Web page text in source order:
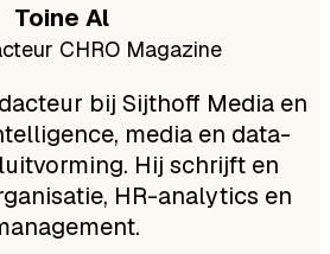
Toine Al
CHRO Magazine
bij Sijthoff Media en
media en data-
Hij schrijft en
HR-analytics en